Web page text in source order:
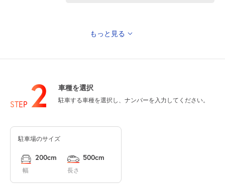
8月15日 (土) 休
もっと見る
STEP 2 車種を選択
駐車する車種を選択し、ナンバーを入力してください。
駐車場のサイズ
幅
200cm
長さ
500cm